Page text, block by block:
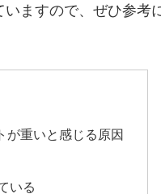
ますので、ぜひ参考
が重いと感じる原因
いる